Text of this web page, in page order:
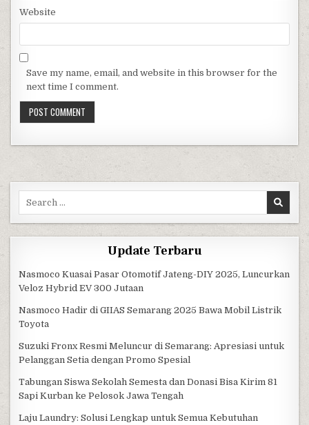
Website
Save my name, email, and website in this browser for the
next time I comment.
Update Terbaru
Nasmoco Kuasai Pasar Otomotif Jateng-DIY 2025, Luncurkan
Veloz Hybrid EV 300 Jutaan
Nasmoco Hadir di GIIAS Semarang 2025 Bawa Mobil Listrik
Toyota
Suzuki Fronx Resmi Meluncur di Semarang: Apresiasi untuk
Pelanggan Setia dengan Promo Spesial
Tabungan Siswa Sekolah Semesta dan Donasi Bisa Kirim 81
Sapi Kurban ke Pelosok Jawa Tengah
Laju Laundry: Solusi Lengkap untuk Semua Kebutuhan